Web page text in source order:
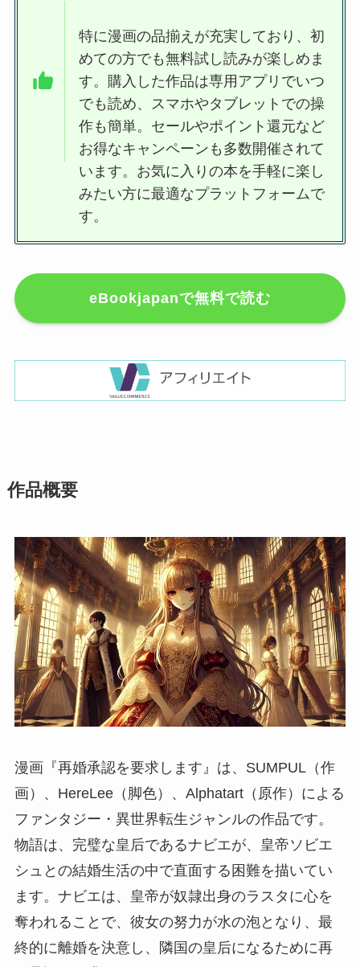
特に漫画の品揃えが充実しており、初
めての方でも無料試し読みが楽しめま
す。購入した作品は専用アプリでいつ
でも読め、スマホやタブレットでの操
作も簡単。セールやポイント還元など
お得なキャンペーンも多数開催されて
います。お気に入りの本を手軽に楽し
みたい方に最適なプラットフォームで
す。
eBookjapanで無料で読む
作品概要
漫画『再婚承認を要求します』は、SUMPUL（作
画）、HereLee（脚色）、Alphatart（原作）による
ファンタジー・異世界転生ジャンルの作品です。
物語は、完璧な皇后であるナビエが、皇帝ソビエ
シュとの結婚生活の中で直面する困難を描いてい
ます。ナビエは、皇帝が奴隷出身のラスタに心を
奪われることで、彼女の努力が水の泡となり、最
終的に離婚を決意し、隣国の皇后になるために再